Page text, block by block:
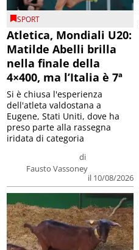
SPORT
Atletica, Mondiali U20:
Matilde Abelli brilla
nella finale della
4×400, ma l’Italia è 7ª
di
Fausto Vassoney
il 10/08/2026
Si è chiusa l'esperienza
dell'atleta valdostana a
Eugene, Stati Uniti, dove ha
preso parte alla rassegna
iridata di categoria